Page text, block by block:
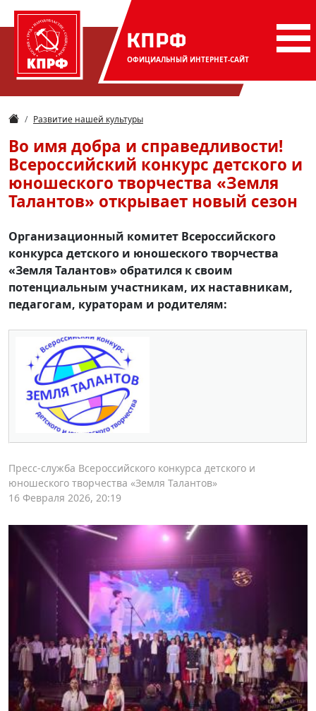
КПРФ
ОФИЦИАЛЬНЫЙ ИНТЕРНЕТ-САЙТ
Развитие нашей культуры
Во имя добра и справедливости!
Всероссийский конкурс детского и
юношеского творчества «Земля
Талантов» открывает новый сезон
Организационный комитет Всероссийского
конкурса детского и юношеского творчества
«Земля Талантов» обратился к своим
потенциальным участникам, их наставникам,
педагогам, кураторам и родителям:
Пресс-служба Всероссийского конкурса детского и
юношеского творчества «Земля Талантов»
16 Февраля 2026, 20:19